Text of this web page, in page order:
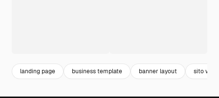
landing page business template banner layout sito web